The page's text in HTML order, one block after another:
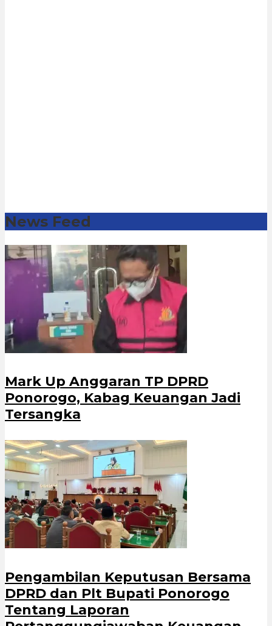
News Feed
Mark Up Anggaran TP DPRD
Ponorogo, Kabag Keuangan Jadi
Tersangka
Pengambilan Keputusan Bersama
DPRD dan Plt Bupati Ponorogo
Tentang Laporan